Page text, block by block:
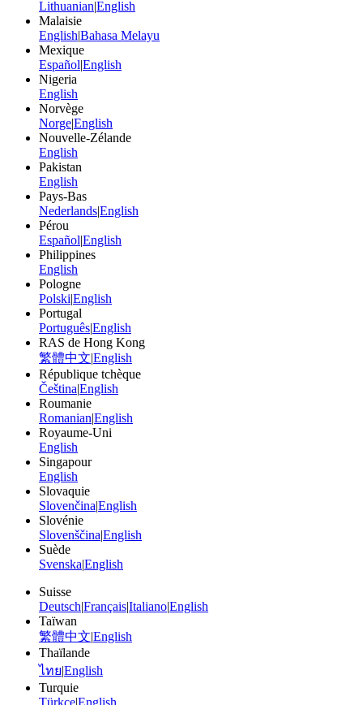
Lithuanian|English
Malaisie
English|Bahasa Melayu
Mexique
Español|English
Nigeria
English
Norvège
Norge|English
Nouvelle-Zélande
English
Pakistan
English
Pays-Bas
Nederlands|English
Pérou
Español|English
Philippines
English
Pologne
Polski|English
Portugal
Português|English
RAS de Hong Kong
繁體中文|English
République tchèque
Čeština|English
Roumanie
Romanian|English
Royaume-Uni
English
Singapour
English
Slovaquie
Slovenčina|English
Slovénie
Slovenščina|English
Suède
Svenska|English
Suisse
Deutsch|Français|Italiano|English
Taïwan
繁體中文|English
Thaïlande
ไทย|English
Turquie
Türkçe|English